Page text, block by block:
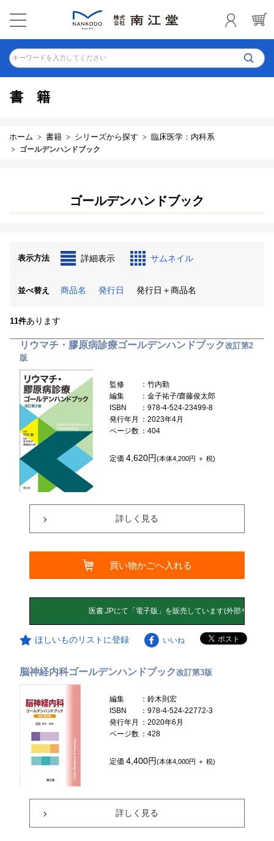
キーワードを入力してください
書籍
ホーム 書籍 シリーズから探す 臨床医学：内科系
ゴールデンハンドブック
ゴールデンハンドブック
表示方法 詳細表示 サムネイル
並べ替え 商品名 発行日 発行日＋商品名
11件あります
リウマチ・膠原病診療ゴールデンハンドブック改訂第2
版
監修
：竹内勤
編集
：金子祐子/齋藤俊太郎
ISBN
：978-4-524-23499-8
発行年月
：2023年4月
ページ数 ：404
定価4,620円(本体4,200円 ＋ 税)
詳しく見る
買い物かごへ入れる
ほしいものリストに登録 いいね
脳神経内科ゴールデンハンドブック改訂第3版
編集
：鈴木則宏
ISBN
：978-4-524-22772-3
発行年月
：2020年6月
ページ数 ：428
定価4,400円(本体4,000円 ＋ 税)
詳しく見る